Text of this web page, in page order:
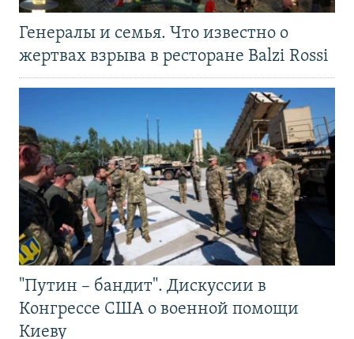
Генералы и семья. Что известно о
жертвах взрыва в ресторане Balzi Rossi
"Путин – бандит". Дискуссии в
Конгрессе США о военной помощи
Киеву